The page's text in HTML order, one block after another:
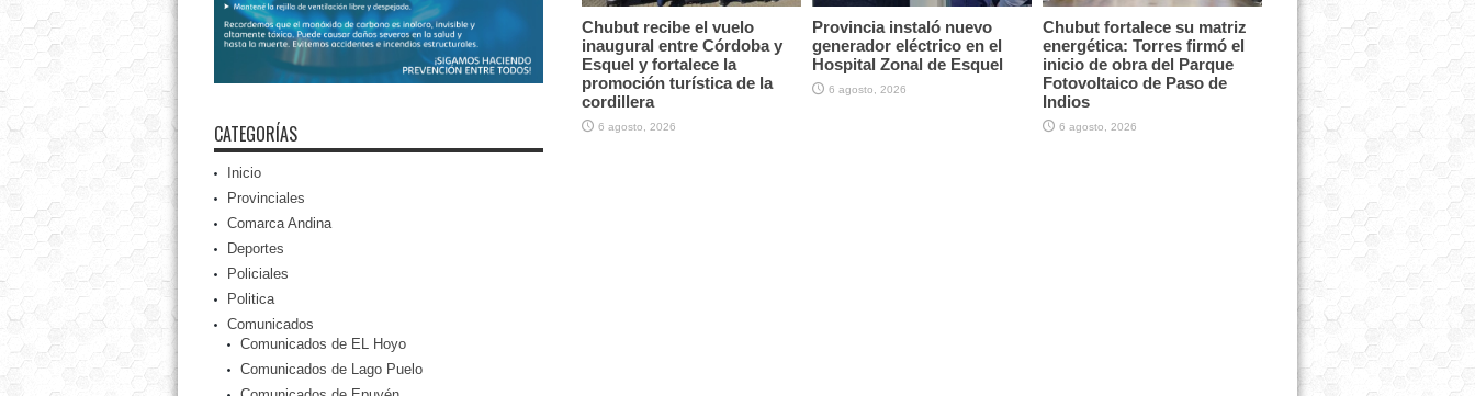
Chubut recibe el vuelo
inaugural entre Córdoba y
Esquel y fortalece la
promoción turística de la
cordillera
6 agosto, 2026
Provincia instaló nuevo
generador eléctrico en el
Hospital Zonal de Esquel
6 agosto, 2026
Chubut fortalece su matriz
energética: Torres firmó el
inicio de obra del Parque
Fotovoltaico de Paso de
Indios
6 agosto, 2026
CATEGORÍAS
Inicio
Provinciales
Comarca Andina
Deportes
Policiales
Politica
Comunicados
Comunicados de EL Hoyo
Comunicados de Lago Puelo